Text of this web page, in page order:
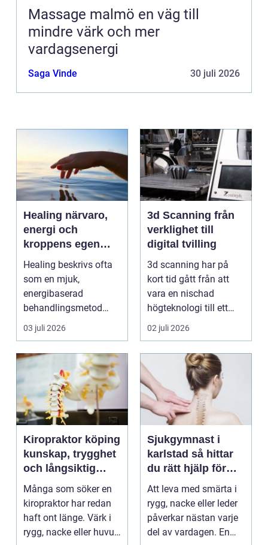
Massage malmö en väg till
mindre värk och mer
vardagsenergi
Saga Vinde 30 juli 2026
Healing närvaro,
energi och
kroppens egen
förmåga att läka
Healing beskrivs ofta
som en mjuk,
energibaserad
behandlingsmetod
som stödjer kroppens
egen läknings...
03 juli 2026
3d Scanning från
verklighet till
digital tvilling
3d scanning har på
kort tid gått från att
vara en nischad
högteknologi till ett
praktiskt verktyg fö...
02 juli 2026
Kiropraktor köping
kunskap, trygghet
och långsiktig
hjälp för ryggen
Många som söker en
kiropraktor har redan
haft ont länge. Värk i
rygg, nacke eller huvud
Sjukgymnast i
karlstad så hittar
du rätt hjälp för
smärta och besvär
Att leva med smärta i
rygg, nacke eller leder
påverkar nästan varje
del av vardagen. En